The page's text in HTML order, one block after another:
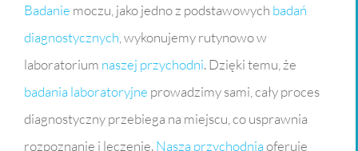
Badanie moczu, jako jedno z podstawowych badań
diagnostycznych , wykonujemy rutynowo w
laboratorium naszej przychodni. Dzięki temu, że
badania laboratoryjne prowadzimy sami, cały proces
diagnostyczny przebiega na miejscu, co usprawnia
rozpoznanie i leczenie.Nasza przychodniaoferuje